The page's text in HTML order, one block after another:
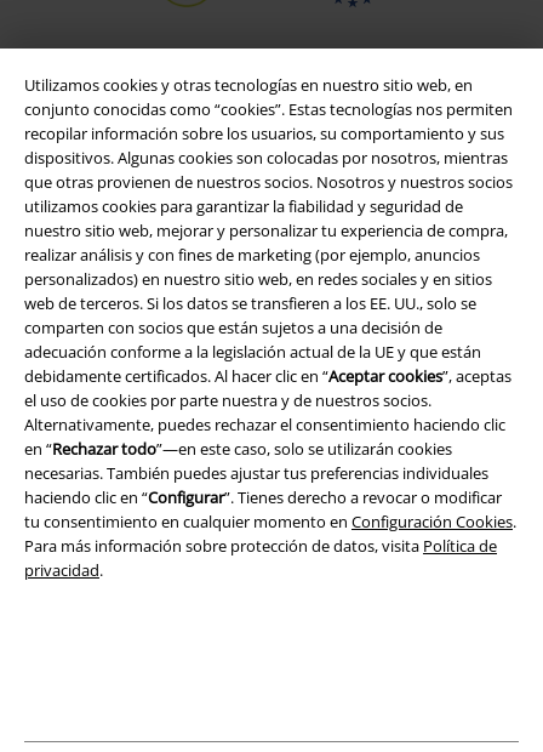
Utilizamos cookies y otras tecnologías en nuestro sitio web, en
conjunto conocidas como “cookies”. Estas tecnologías nos permiten
recopilar información sobre los usuarios, su comportamiento y sus
dispositivos. Algunas cookies son colocadas por nosotros, mientras
que otras provienen de nuestros socios. Nosotros y nuestros socios
utilizamos cookies para garantizar la fiabilidad y seguridad de
nuestro sitio web, mejorar y personalizar tu experiencia de compra,
realizar análisis y con fines de marketing (por ejemplo, anuncios
personalizados) en nuestro sitio web, en redes sociales y en sitios
web de terceros. Si los datos se transfieren a los EE. UU., solo se
comparten con socios que están sujetos a una decisión de
adecuación conforme a la legislación actual de la UE y que están
debidamente certificados. Al hacer clic en “Aceptar cookies”, aceptas
el uso de cookies por parte nuestra y de nuestros socios.
Alternativamente, puedes rechazar el consentimiento haciendo clic
en “Rechazar todo”—en este caso, solo se utilizarán cookies
necesarias. También puedes ajustar tus preferencias individuales
haciendo clic en “Configurar”. Tienes derecho a revocar o modificar
tu consentimiento en cualquier momento en Configuración Cookies.
Para más información sobre protección de datos, visita Política de
privacidad.
Legal
Términos y Condiciones
Aviso Legal
Ley protección de datos
Eliminación de residuos y protección del medioambiente
Declaración de Conformidad